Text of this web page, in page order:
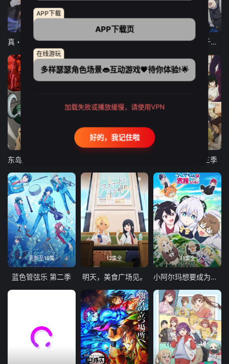
12集全
真・进化果 实不知不觉踏上胜利的人生 东京猫猫 NEW～♡
13集全
弹珠汽水瓶里的千岁同学
更新至21集
致不灭的你 第三季
更新至19集
蓝色管弦乐 第二季
12集全
明天，美食广场见。
11集全
小阿尔玛想要成为家人
APP下载
APP下载页
在线游玩
多样瑟瑟角色场景👄互动游戏💗待你体验!🌟
加载失败或播放缓慢，请使用VPN
好的，我记住啦